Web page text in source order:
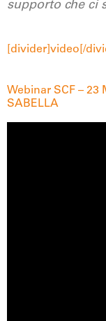
supporto che ci
[divider]video[/
Webinar SCF – 23
SABELLA